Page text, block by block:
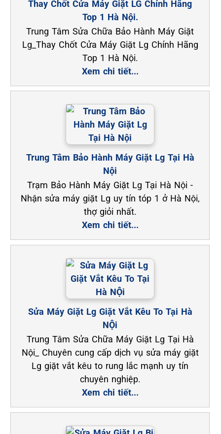
Thay Chốt Cửa Máy Giặt LG Chính Hãng
Top 1 Hà Nội.
Trung Tâm Sửa Chữa Bảo Hành Máy Giặt
Lg_Thay Chốt Cửa Máy Giặt Lg Chính Hãng
Top 1 Hà Nội.
Xem chi tiết...
Trung Tâm Bảo Hành Máy Giặt Lg Tại Hà
Nội
Trạm Bảo Hành Máy Giặt Lg Tại Hà Nội -
Nhận sửa máy giặt Lg uy tín tóp 1 ở Hà Nội,
thợ giỏi nhất.
Xem chi tiết...
Sửa Máy Giặt Lg Giặt Vắt Kêu To Tại Hà
NỘi
Trung Tâm Sửa Chữa Máy Giặt Lg Tại Hà
Nội_ Chuyên cung cấp dịch vụ sửa máy giặt
Lg giặt vắt kêu to rung lắc mạnh uy tín
chuyên nghiệp.
Xem chi tiết...